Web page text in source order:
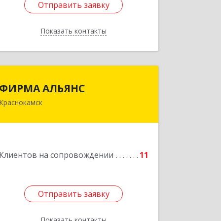
Отправить заявку
Показать контакты
Отправить заявку
Назад
ФИРМА АЛЬЯНС
Краснокамск
Клиентов на сопровождении 11
Отправить заявку
Отправить заявку